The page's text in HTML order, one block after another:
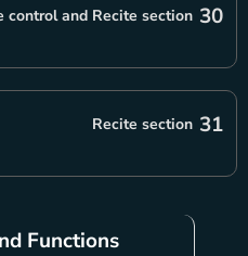
30
control and Recite section
31
Recite section
Functions